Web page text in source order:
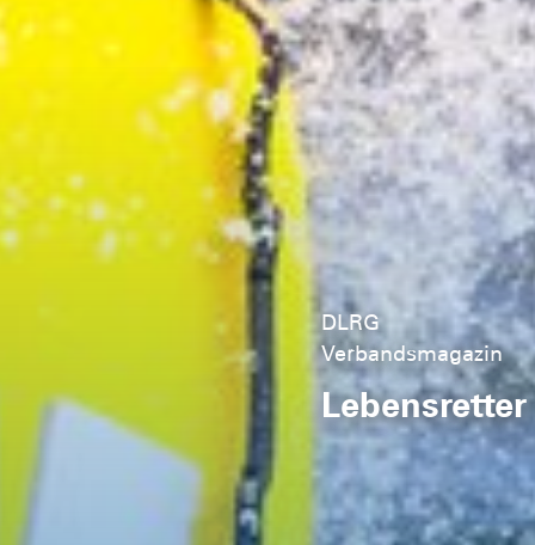
DLRG
Verbandsmagazin
Lebensretter